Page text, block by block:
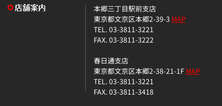
本郷三丁目駅前支店
東京都文京区本郷2-39-3 MAP
TEL. 03-3811-3221
FAX. 03-3811-3222
春日通支店
東京都文京区本郷2-38-21-1FMAP
TEL. 03-3811-3221
FAX. 03-3811-3418